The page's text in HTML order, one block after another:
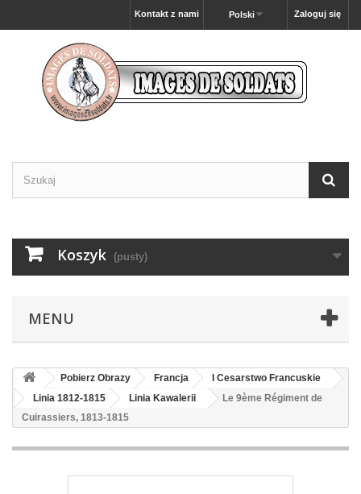
Zaloguj się
Polski
Kontakt z nami
Koszyk (pusty)
MENU
Pobierz Obrazy Francja
I Cesarstwo Francuskie
Linia 1812-1815
Linia Kawalerii
Le 9ème Régiment de
Cuirassiers, 1813-1815